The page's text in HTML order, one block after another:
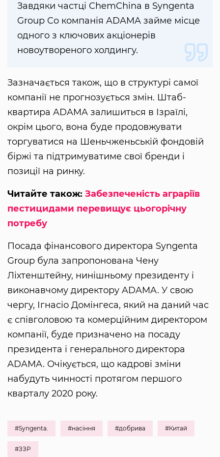
Завдяки частці ChemChina в Syngenta
Group Co компанія ADAMA займе місце
одного з ключових акціонерів
новоутвореного холдингу.
Зазначається також, що в структурі самої
компанії не прогнозується змін. Штаб-
квартира ADAMA залишиться в Ізраїлі,
окрім цього, вона буде продовжувати
торгуватися на Шеньчженьській фондовій
біржі та підтримуватиме свої бренди і
позиції на ринку.
Читайте також: Забезпеченість аграріїв
пестицидами перевищує цьогорічну
потребу
Посада фінансового директора Syngenta
Group була запропонована Чену
Ліхтенштейну, нинішньому президенту і
виконавчому директору ADAMA. У свою
чергу, Ігнасіо Домінгеса, який на даний час
є співголовою та комерційним директором
компанії, буде призначено на посаду
президента і генерального директора
ADAMA. Очікується, що кадрові зміни
набудуть чинності протягом першого
кварталу 2020 року.
#Syngenta. #насіння #добрива #Китай
#ЗЗР